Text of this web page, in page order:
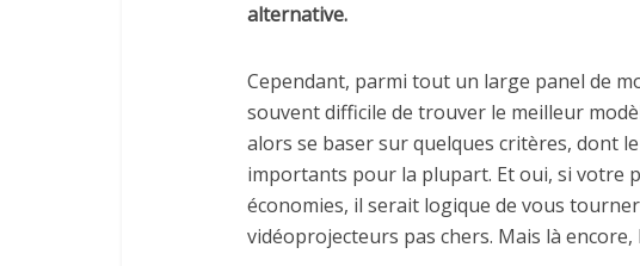
alternative.
Cependant, parmi tout un large panel de
souvent difficile de trouver le meilleur
alors se baser sur quelques critères, dont
importants pour la plupart. Et oui, si votre
économies, il serait logique de vous
vidéoprojecteurs pas chers. Mais là